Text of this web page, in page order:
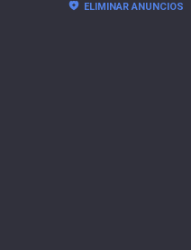
ELIMINAR ANUNCIOS